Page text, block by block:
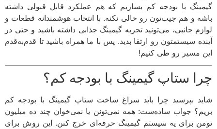
با بودجه‌ کم بسازیم که هم عملکرد قابل قبولی داشته
و هم جیب‌تون رو خالی نکنه. با انتخاب هوشمندانه قطعات و
جانبی، می‌تونید تجربه گیمینگ جذابی داشته باشید و حتی در
سیستمتون رو ارتقا بدید. پس با ما همراه باشید تا قدم‌به‌قدم
مسیر رو طی کنیم!
ستاپ گیمینگ با بودجه کم؟
بپرسید چرا باید سراغ ساخت ستاپ گیمینگ با بودجه ‌کم
جواب ساده‌ست: همه نمی‌تونن یا نمی‌خوان چند ده میلیون
برای یه سیستم گیمینگ حرفه‌ای خرج کنن. این روش برای